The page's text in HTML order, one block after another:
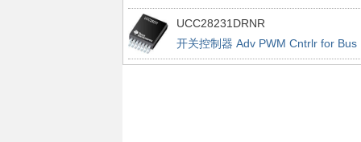
UCC28231DRNR
开关控制器 Adv PWM Cntrlr for Bus
Cnvrtrs